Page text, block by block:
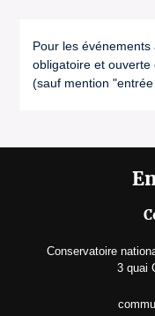
Pour les
obligatoire et
(sauf mention "entrée
Conservatoire
3 quai